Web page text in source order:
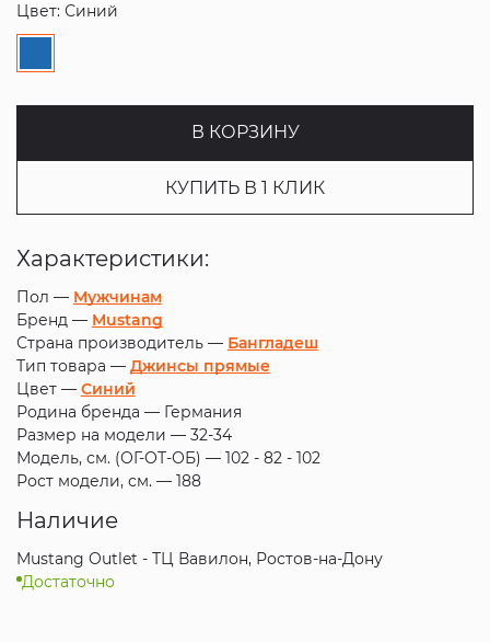
Цвет: Синий
В КОРЗИНУ
КУПИТЬ В 1 КЛИК
Характеристики:
Пол — Мужчинам
Бренд — Mustang
Страна производитель — Бангладеш
Тип товара — Джинсы прямые
Цвет — Синий
Родина бренда — Германия
Размер на модели — 32-34
Модель, см. (ОГ-ОТ-ОБ) — 102 - 82 - 102
Рост модели, см. — 188
Наличие
Mustang Outlet - ТЦ Вавилон, Ростов-на-Дону
Достаточно